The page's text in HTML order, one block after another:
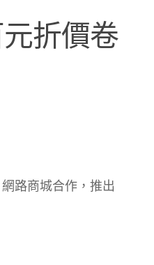
元折價卷
路商城合作，推出